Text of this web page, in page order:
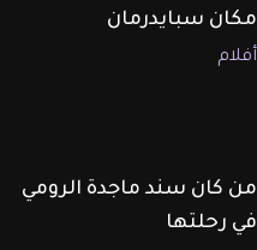
مكان سبايدرمان
أفلام
من كان سند ماجدة الرومي
في رحلتها